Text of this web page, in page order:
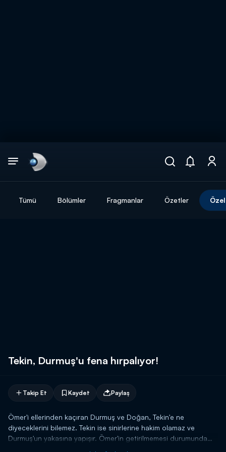
Tümü Bölümler Fragmanlar Özetler
Tekin, Durmuş'u fena hırpalıyor!
Takip Et Kaydet Paylaş
Ömer'i ellerinden kaçıran Durmuş ve Doğan, Tekin'e ne
diyeceklerini bilemez. Tekin ise sinirlerine hakim olamaz ve
Durmuş'un yakasına yapışır. Ömer'in getirilmemesi durumunda